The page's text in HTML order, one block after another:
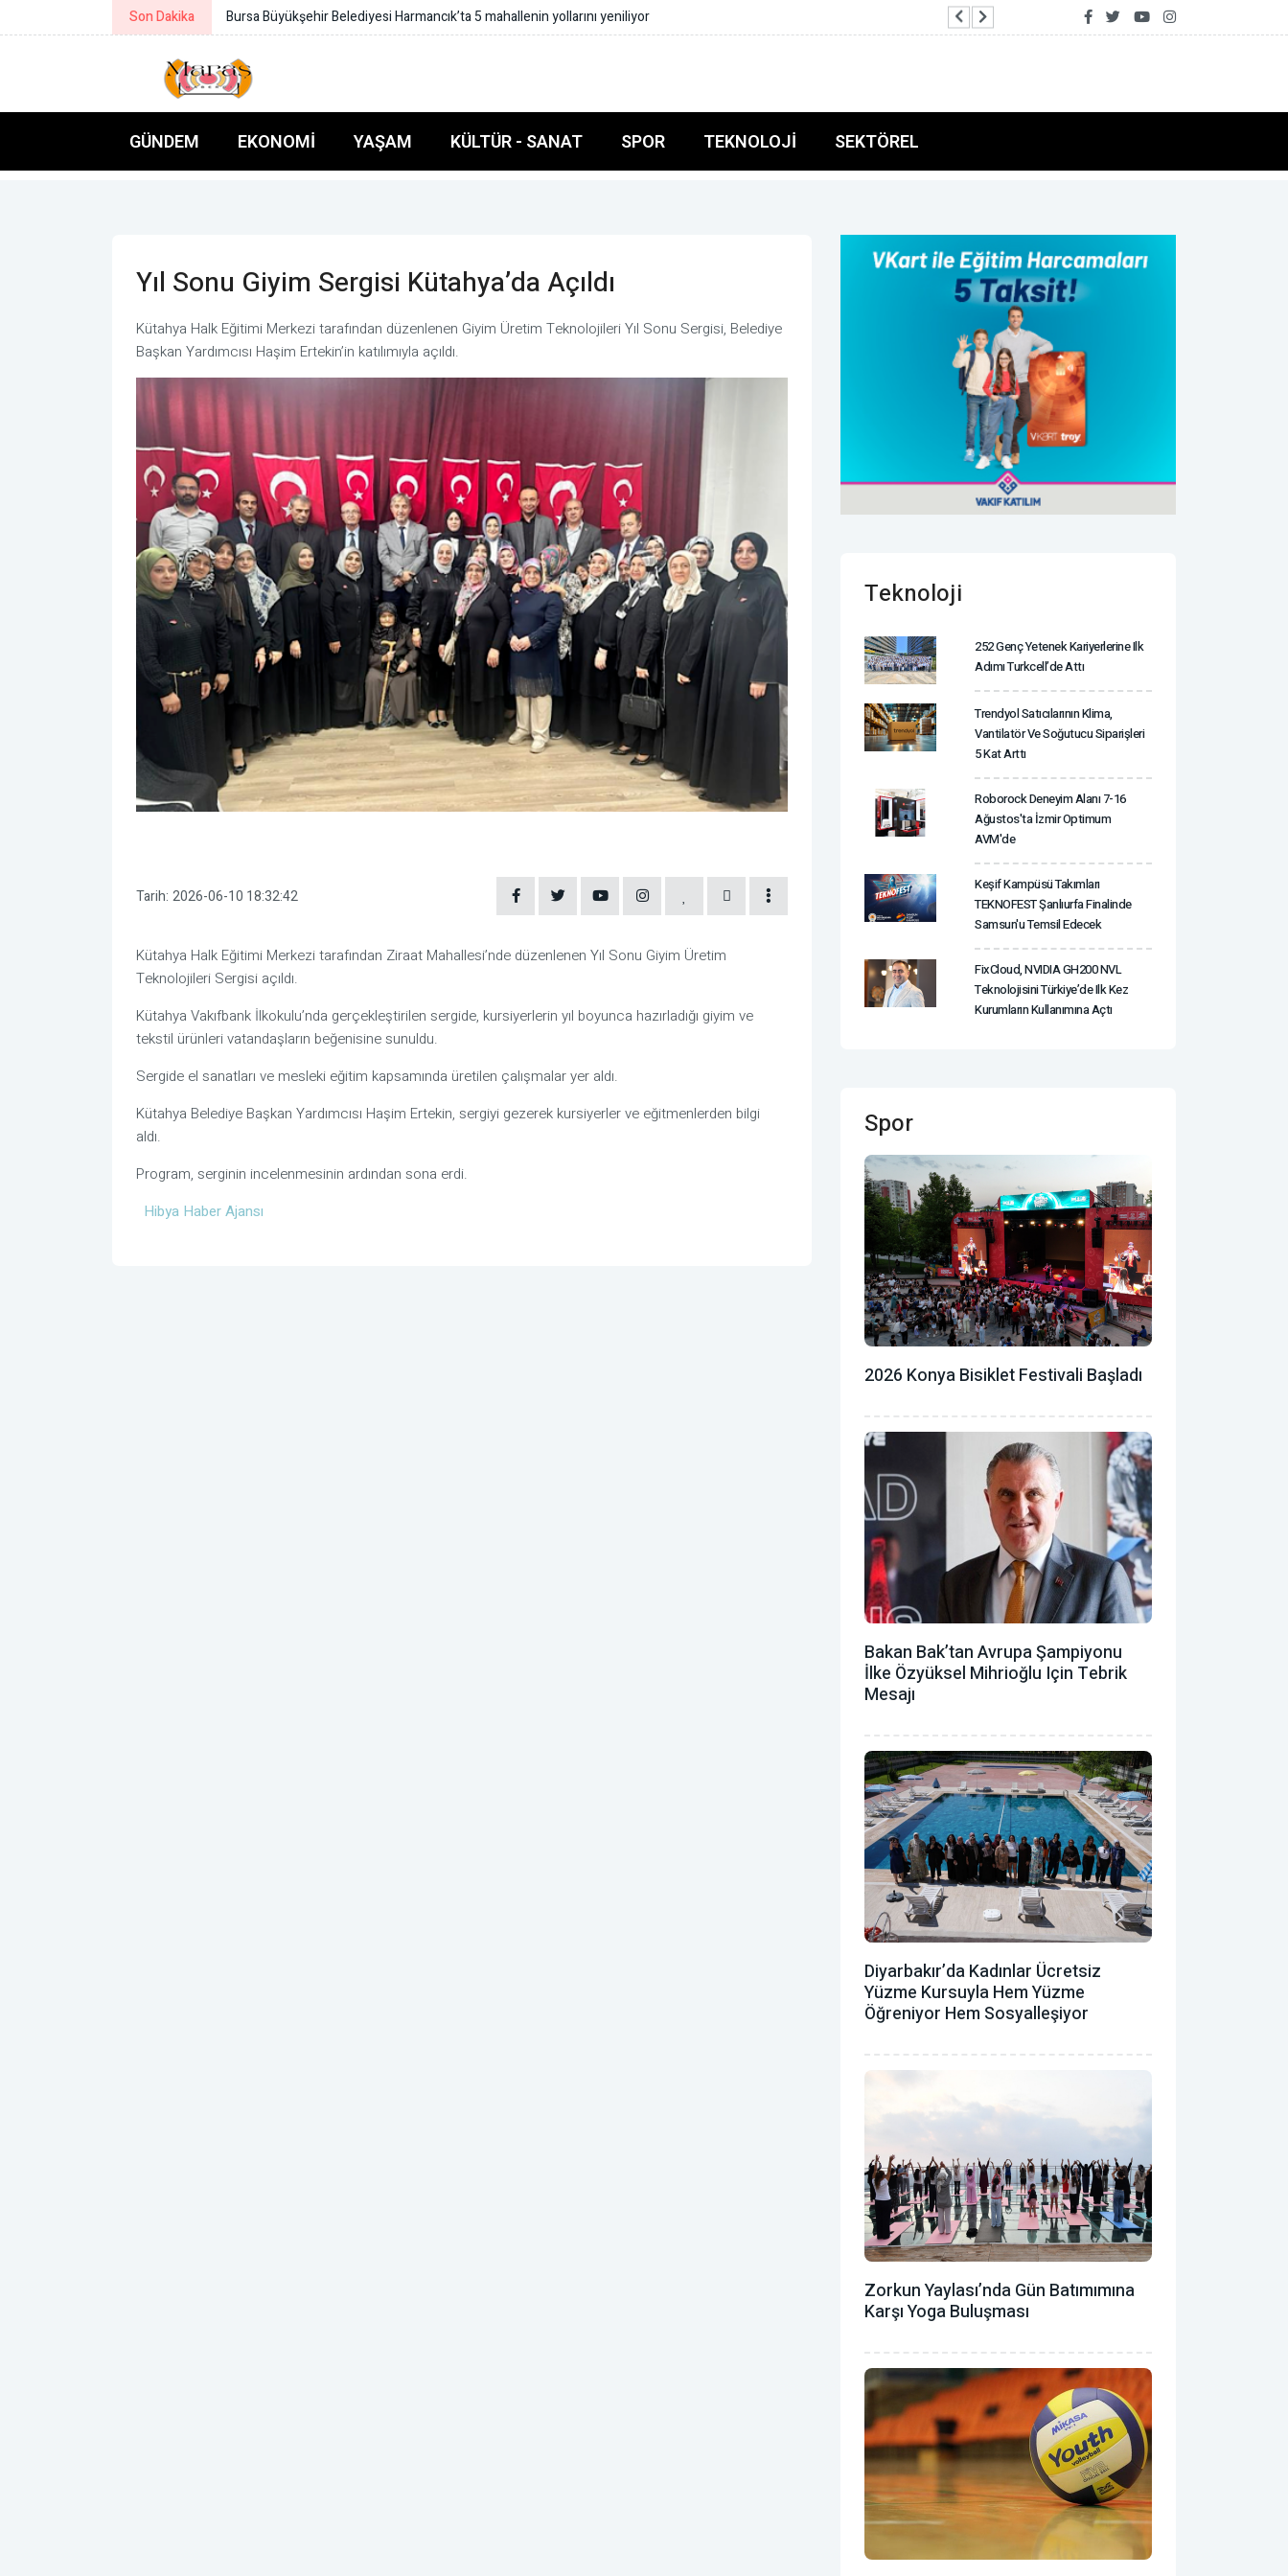
Son Dakika Bursa Büyükşehir Belediyesi Harmancık’ta 5 mahallenin yollarını yeniliyor Merkez Park’ta spor ve açık hava sineması
GÜNDEM EKONOMI YAŞAM KÜLTÜR - SANAT SPOR TEKNOLOJI SEKTÖREL
Yıl Sonu Giyim Sergisi Kütahya’da Açıldı
Kütahya Halk Eğitimi Merkezi tarafından düzenlenen Giyim Üretim Teknolojileri Yıl Sonu Sergisi, Belediye
Başkan Yardımcısı Haşim Ertekin’in katılımıyla açıldı.
Tarih: 2026-06-10 18:32:42
Kütahya Halk Eğitimi Merkezi tarafından Ziraat Mahallesi’nde düzenlenen Yıl Sonu Giyim Üretim
Teknolojileri Sergisi açıldı.
Kütahya Vakıfbank İlkokulu’nda gerçekleştirilen sergide, kursiyerlerin yıl boyunca hazırladığı giyim ve
tekstil ürünleri vatandaşların beğenisine sunuldu.
Sergide el sanatları ve mesleki eğitim kapsamında üretilen çalışmalar yer aldı.
Kütahya Belediye Başkan Yardımcısı Haşim Ertekin, sergiyi gezerek kursiyerler ve eğitmenlerden bilgi
aldı.
Program, serginin incelenmesinin ardından sona erdi.
Hibya Haber Ajansı
Teknoloji
252 Genç Yetenek Kariyerlerine Ilk
Adımı Turkcell’de Attı
Trendyol Satıcılarının Klima,
Vantilatör ‎ve Soğutucu Siparişleri
5 Kat Arttı
Roborock Deneyim Alanı 7-16
Ağustos'ta İzmir Optimum
AVM'de
Keşif Kampüsü Takımları
TEKNOFEST Şanlıurfa Finalinde
Samsun'u Temsil Edecek
FixCloud, NVIDIA GH200 NVL
Teknolojisini Türkiye’de Ilk Kez
Kurumların Kullanımına Açtı
Spor
2026 Konya Bisiklet Festivali Başladı
Bakan Bak’tan Avrupa Şampiyonu
İlke Özyüksel Mihrioğlu Için Tebrik
Mesajı
Diyarbakır’da Kadınlar Ücretsiz
Yüzme Kursuyla Hem Yüzme
Öğreniyor Hem Sosyalleşiyor
Zorkun Yaylası’nda Gün Batımımına
Karşı Yoga Buluşması